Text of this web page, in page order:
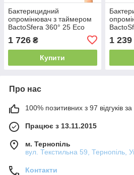
Бактерицидний
опромінювач з таймером
BactoSfera 360° 25 Eco
(Безозоновий, що не
б'ється)
1 726 ₴
Купити
1 239
Про нас
100% позитивних з 97 відгуків за
Працює з 13.11.2015
м. Тернопіль
вул. Текстильна 59, Тернопіль,
Контакти